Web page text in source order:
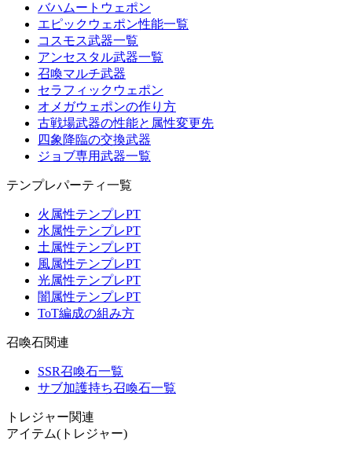
バハムートウェポン
エピックウェポン性能一覧
コスモス武器一覧
アンセスタル武器一覧
召喚マルチ武器
セラフィックウェポン
オメガウェポンの作り方
古戦場武器の性能と属性変更先
四象降臨の交換武器
ジョブ専用武器一覧
テンプレパーティ一覧
火属性テンプレPT
水属性テンプレPT
土属性テンプレPT
風属性テンプレPT
光属性テンプレPT
闇属性テンプレPT
ToT編成の組み方
召喚石関連
SSR召喚石一覧
サブ加護持ち召喚石一覧
トレジャー関連
アイテム(トレジャー)